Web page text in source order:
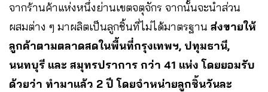
จากร้านค้าแห่งหนึ่งย่านเขตจตุจักร จากนั้นจะนำส่วน
ผสมต่าง ๆ มาผลิตเป็นลูกชิ้นที่ไม่ได้มาตรฐาน ส่งขายให้
ลูกค้าตามตลาดสดในพื้นที่กรุงเทพฯ, ปทุมธานี,
นนทบุรี และ สมุทรปราการ กว่า 41 แห่ง โดยยอมรับ
ด้วยว่า ทำมาแล้ว 2 ปี โดยจำหน่ายลูกชิ้นวันละ